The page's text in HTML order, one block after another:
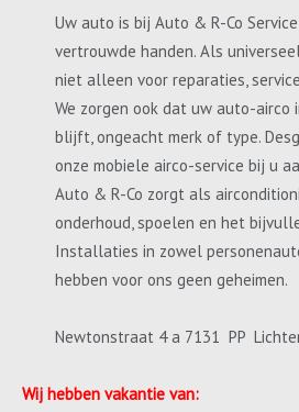
Uw auto is bij Auto & R-Co
vertrouwde handen. Als
niet alleen voor reparaties,
We zorgen ook dat uw auto-airco
blijft, ongeacht merk of type.
onze mobiele airco-service bij u
Auto & R-Co zorgt als
onderhoud, spoelen en het
Installaties in zowel
hebben voor ons geen geheimen.
Newtonstraat 4 a 7131 PP
Wij hebben vakantie van: